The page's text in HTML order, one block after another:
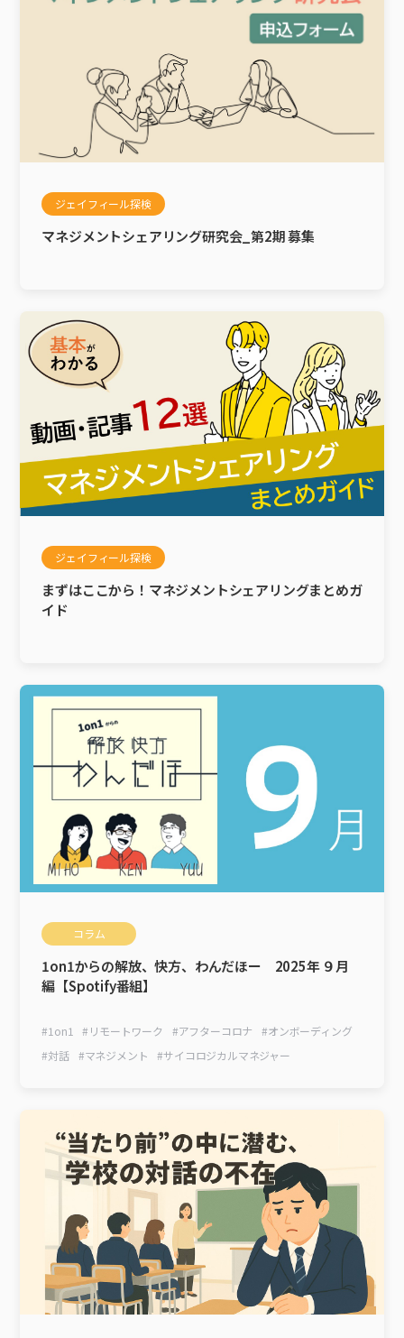
ジェイフィール探検
マネジメントシェアリング研究会_第2期 募集
ジェイフィール探検
まずはここから！マネジメントシェアリングまとめガ
イド
コラム
1on1からの解放、快方、わんだほー 2025年 ９月
編【Spotify番組】
#1on1 # リモートワーク #アフターコロナ #オンボーディング
#対話 #マネジメント #サイコロジカルマネジャー